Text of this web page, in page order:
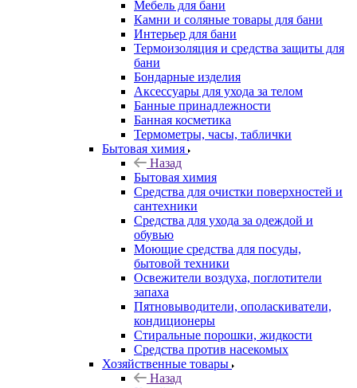
Мебель для бани
Камни и соляные товары для бани
Интерьер для бани
Термоизоляция и средства защиты для
бани
Бондарные изделия
Аксеcсуары для ухода за телом
Банные принадлежности
Банная косметика
Термометры, часы, таблички
Бытовая химия
Назад
Бытовая химия
Средства для очистки поверхностей и
сантехники
Средства для ухода за одеждой и
обувью
Моющие средства для посуды,
бытовой техники
Освежители воздуха, поглотители
запаха
Пятновыводители, ополаскиватели,
кондиционеры
Стиральные порошки, жидкости
Средства против насекомых
Хозяйственные товары
Назад